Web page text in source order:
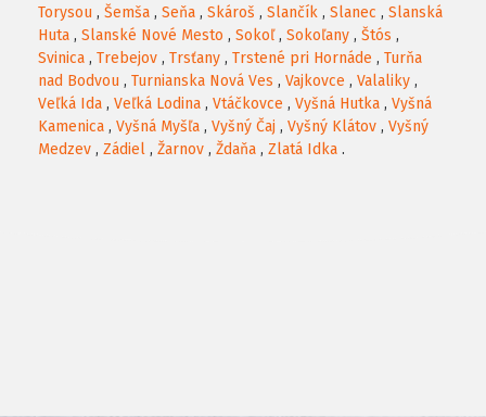
Torysou , Šemša , Seňa , Skároš , Slančík , Slanec , Slanská
Huta , Slanské Nové Mesto , Sokoľ, Sokoľany , Štós ,
Svinica , Trebejov , Trsťany , Trstené pri Hornáde , Turňa
nad Bodvou , Turnianska Nová Ves , Vajkovce , Valaliky ,
Veľká Ida , Veľká Lodina , Vtáčkovce , Vyšná Hutka , Vyšná
Kamenica , Vyšná Myšľa , Vyšný Čaj , Vyšný Klátov , Vyšný
Medzev , Zádiel , Žarnov , Ždaňa , Zlatá Idka .